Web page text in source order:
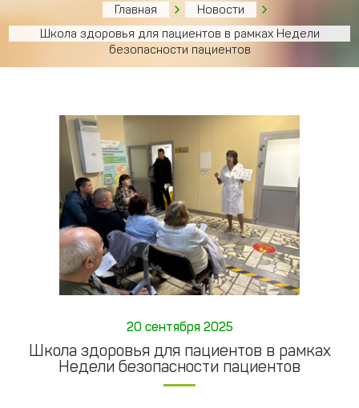
Главная
Новости
Школа здоровья для пациентов в рамках Недели
безопасности пациентов
20 сентября 2025
Школа здоровья для пациентов в рамках
Недели безопасности пациентов